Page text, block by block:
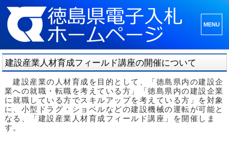
ーとウ
ィジェ
建設産業人材育成フィールド講座の開催について
建設産業の人材育成を目的として、「徳島県内の建設企
業への就職・転職を考えている方」「徳島県内の建設企業
に就職している方でスキルアップを考えている方」を対象
に、小型ドラグ・ショベルなどの建設機械の運転が可能と
なる、「建設産業人材育成フィールド講座」を開催しま
す。